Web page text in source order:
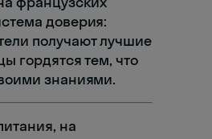
доверия:
получают лучшие
гордятся тем, что
знаниями.
на